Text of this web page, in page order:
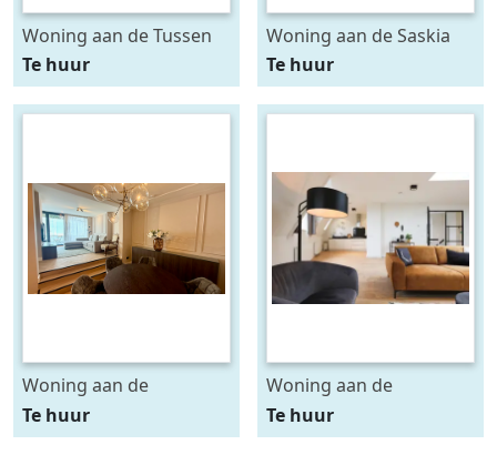
Woning aan de Tussen
Meer te Amsterdam
Te huur
Woning aan de Saskia
van Uijlenburgkade te
Amsterdam
Te huur
Woning aan de
Regentesselaan te Den
Haag
Te huur
Woning aan de
Herengracht te Den
Haag
Te huur